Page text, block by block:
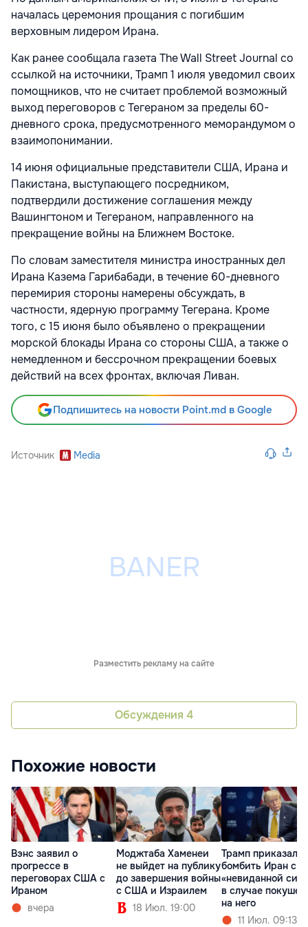
началась церемония прощания с погибшим
верховным лидером Ирана.
Как ранее сообщала газета The Wall Street Journal со
ссылкой на источники, Трамп 1 июля уведомил своих
помощников, что не считает проблемой возможный
выход переговоров с Тегераном за пределы 60-
дневного срока, предусмотренного меморандумом о
взаимопонимании.
14 июня официальные представители США, Ирана и
Пакистана, выступающего посредником,
подтвердили достижение соглашения между
Вашингтоном и Тегераном, направленного на
прекращение войны на Ближнем Востоке.
По словам заместителя министра иностранных дел
Ирана Казема Гарибабади, в течение 60-дневного
перемирия стороны намерены обсуждать, в
частности, ядерную программу Тегерана. Кроме
того, с 15 июня было объявлено о прекращении
морской блокады Ирана со стороны США, а также о
немедленном и бессрочном прекращении боевых
действий на всех фронтах, включая Ливан.
Подпишитесь на новости Point.md в Google
Источник Media
Разместить рекламу на сайте
Обсуждения 4
Похожие новости
Вэнс заявил о
прогрессе в
переговорах США с
Ираном
вчера
Моджтаба Хаменеи
не выйдет на публику
до завершения войны
с США и Израилем
18 Июл. 19:00
Трамп приказал
бомбить Иран с
«невиданной
в случае
на него
11 Июл. 09:13